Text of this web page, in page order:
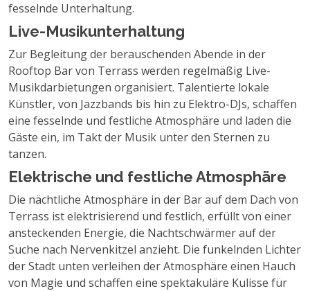
fesselnde Unterhaltung.
Live-Musikunterhaltung
Zur Begleitung der berauschenden Abende in der
Rooftop Bar von Terrass werden regelmäßig Live-
Musikdarbietungen organisiert. Talentierte lokale
Künstler, von Jazzbands bis hin zu Elektro-DJs, schaffen
eine fesselnde und festliche Atmosphäre und laden die
Gäste ein, im Takt der Musik unter den Sternen zu
tanzen.
Elektrische und festliche Atmosphäre
Die nächtliche Atmosphäre in der Bar auf dem Dach von
Terrass ist elektrisierend und festlich, erfüllt von einer
ansteckenden Energie, die Nachtschwärmer auf der
Suche nach Nervenkitzel anzieht. Die funkelnden Lichter
der Stadt unten verleihen der Atmosphäre einen Hauch
von Magie und schaffen eine spektakuläre Kulisse für